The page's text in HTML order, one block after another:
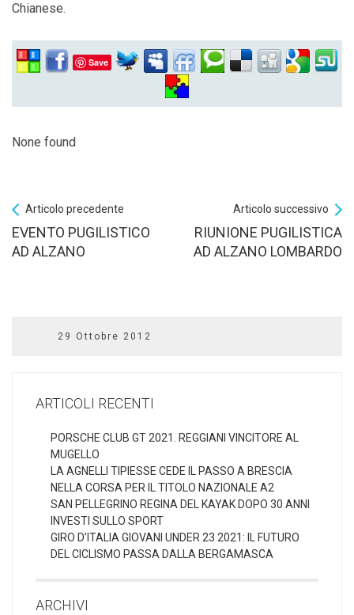
Chianese.
Save
None found
Articolo precedente
EVENTO PUGILISTICO
AD ALZANO
Articolo successivo
RIUNIONE PUGILISTICA
AD ALZANO LOMBARDO
29 Ottobre 2012
ARTICOLI RECENTI
PORSCHE CLUB GT 2021. REGGIANI VINCITORE AL
MUGELLO
LA AGNELLI TIPIESSE CEDE IL PASSO A BRESCIA
NELLA CORSA PER IL TITOLO NAZIONALE A2
SAN PELLEGRINO REGINA DEL KAYAK DOPO 30 ANNI
INVESTI SULLO SPORT
GIRO D’ITALIA GIOVANI UNDER 23 2021: IL FUTURO
DEL CICLISMO PASSA DALLA BERGAMASCA
ARCHIVI